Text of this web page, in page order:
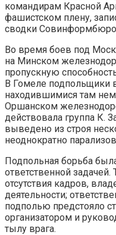
командирам Красной
фашистском плену,
сводки
Во время боев под
на Минском
пропускную
В Гомеле подпольщики
находившимися там
Оршанском
действовала группа К.
выведено из строя
неоднократно
Подпольная борьба
ответственной
отсутствия кадров,
деятельности;
подполью предстояло
организатором и
тылу врага.